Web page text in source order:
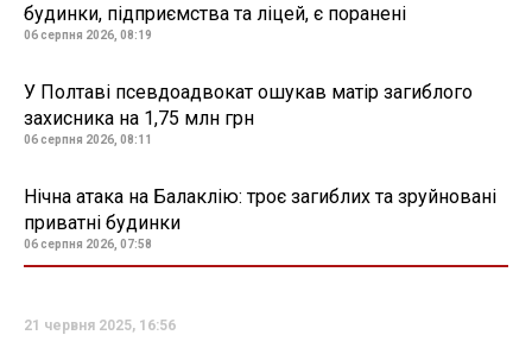
будинки, підприємства та ліцей, є поранені
06 серпня 2026, 08:19
У Полтаві псевдоадвокат ошукав матір загиблого
захисника на 1,75 млн грн
06 серпня 2026, 08:11
Нічна атака на Балаклію: троє загиблих та зруйновані
приватні будинки
06 серпня 2026, 07:58
21 червня 2025, 16:56